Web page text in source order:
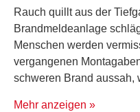
Rauch quillt aus der
Brandmeldeanlage
Menschen werden
vergangenen
schweren Brand aussah,
Mehr anzeigen »